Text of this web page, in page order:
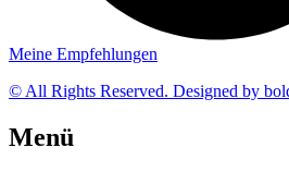
Meine Empfehlungen
© All Rights Reserved. Designed by
Menü